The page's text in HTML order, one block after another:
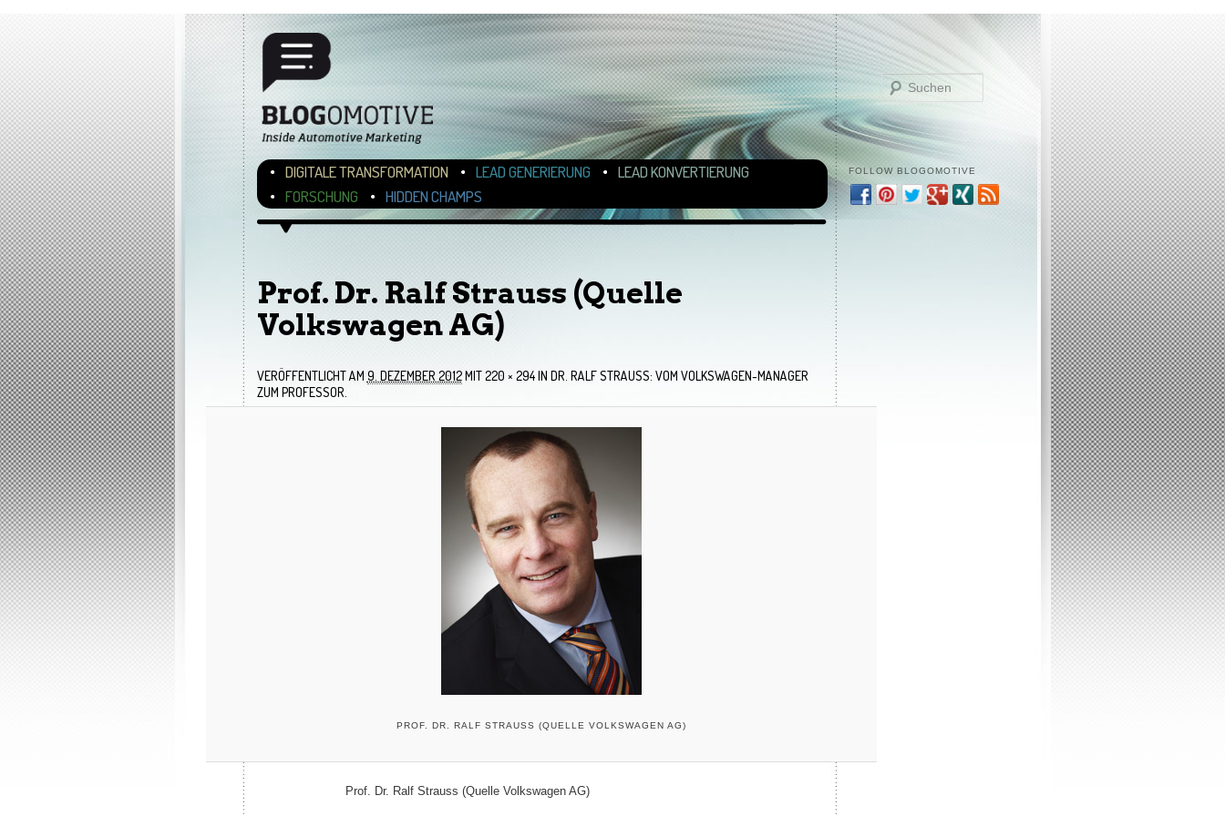
Hauptmenü
ZUM INHALT WECHSELN
ZUM SEKUNDÄREN INHALT WECHSELN
DIGITALE TRANSFORMATION LEAD GENERIERUNG
LEAD KONVERTIERUNG
FORSCHUNG
HIDDEN CHAMPS
FOLLOW BLOGOMOTIVE
Bilder-Navigation
Prof. Dr. Ralf Strauss (Quelle
Volkswagen AG)
VERÖFFENTLICHT AM 9. DEZEMBER 2012MIT220 × 294IN DR. RALF STRAUSS: VOM VOLKSWAGEN-MANAGER Z
UM PROFESSOR.
PROF. DR. RALF STRAUSS (QUELLE VOLKSWAGEN AG)
Prof. Dr. Ralf Strauss (Quelle Volkswagen AG)